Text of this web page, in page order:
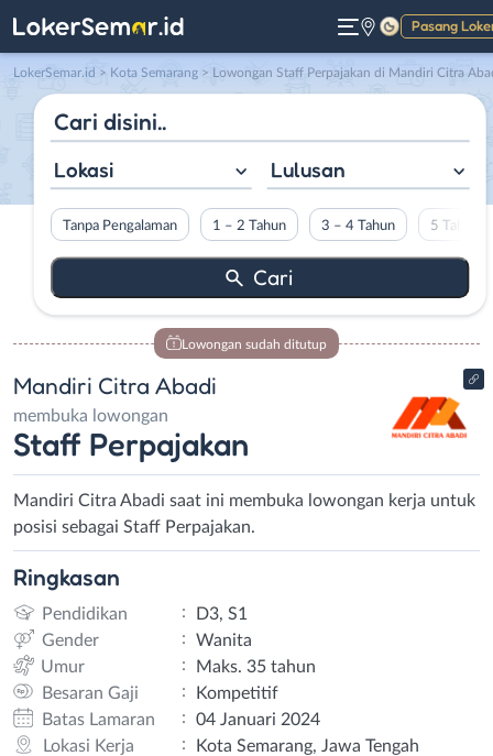
Pasang
Gelap
LokerSemar.id > Kota Semarang > Lowongan Staff Perpajakan di Mandiri Citra
Lokasi Lulusan
Tanpa Pengalaman 1 – 2 Tahun 3 – 4 Tahun 5 Tahun
Lowongan sudah ditutup
Mandiri Citra Abadi
membuka lowongan
Staff Perpajakan
Mandiri Citra Abadi saat ini membuka lowongan kerja untuk
posisi sebagai Staff Perpajakan.
Ringkasan
Pendidikan :
D3, S1
Gender
:
Wanita
Umur
:
Maks. 35 tahun
Besaran Gaji
:
Kompetitif
Batas Lamaran
:
04 Januari 2024
Lokasi Kerja
: Kota Semarang, Jawa Tengah